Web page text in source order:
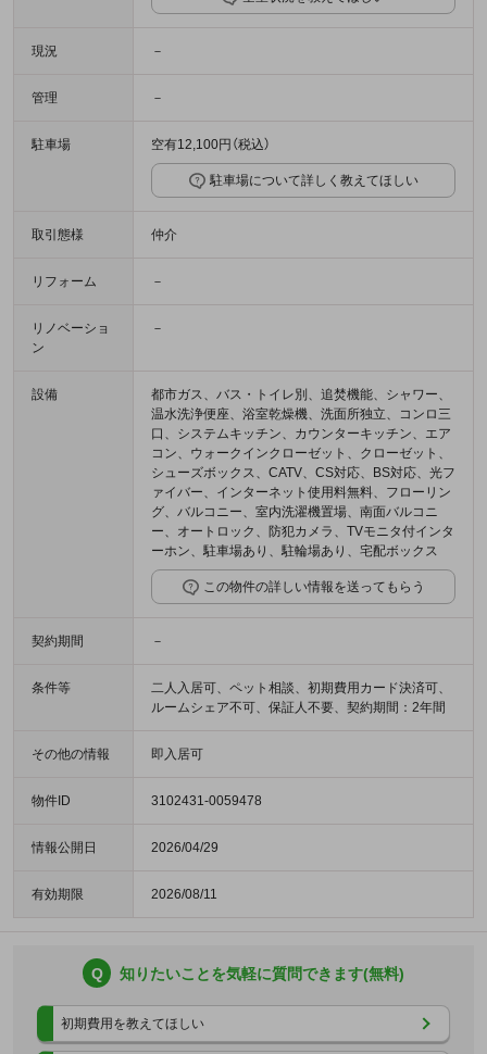
現況 －
管理 －
駐車場 空有12,100円（税込）
駐車場について詳しく教えてほしい
取引態様 仲介
リフォーム －
リノベーショ
ン
－
設備
都市ガス、バス・トイレ別、追焚機能、シャワー、
温水洗浄便座、浴室乾燥機、洗面所独立、コンロ三
口、システムキッチン、カウンターキッチン、エア
コン、ウォークインクローゼット、クローゼット、
シューズボックス、CATV、CS対応、BS対応、光フ
ァイバー、インターネット使用料無料、フローリン
グ、バルコニー、室内洗濯機置場、南面バルコニ
ー、オートロック、防犯カメラ、TVモニタ付インタ
ーホン、駐車場あり、駐輪場あり、宅配ボックス
この物件の詳しい情報を送ってもらう
契約期間 －
条件等
二人入居可、ペット相談、初期費用カード決済可、
ルームシェア不可、保証人不要、契約期間：2年間
その他の情報 即入居可
物件ID 3102431-0059478
情報公開日 2026/04/29
有効期限 2026/08/11
Q 知りたいことを気軽に質問できます(無料)
初期費用を教えてほしい